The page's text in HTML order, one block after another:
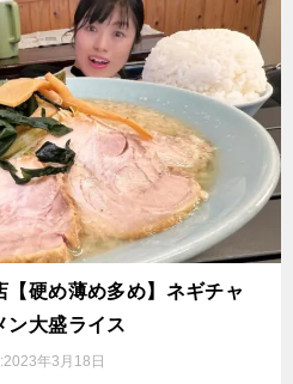
硬め薄め多め】ネギチャ
ン大盛ライス
2023年3月18日